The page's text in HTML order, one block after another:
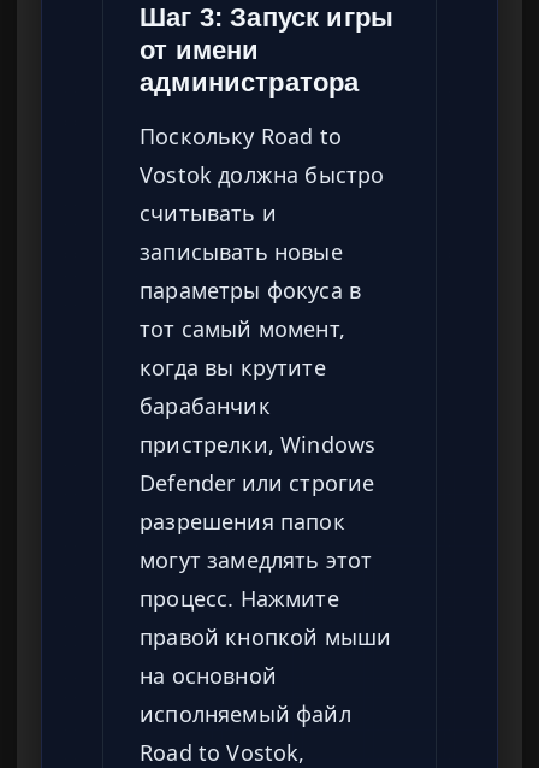
Шаг 3: Запуск игры
от имени
администратора
Поскольку Road to
Vostok должна быстро
считывать и
записывать новые
параметры фокуса в
тот самый момент,
когда вы крутите
барабанчик
пристрелки, Windows
Defender или строгие
разрешения папок
могут замедлять этот
процесс. Нажмите
правой кнопкой мыши
на основной
исполняемый файл
Road to Vostok,